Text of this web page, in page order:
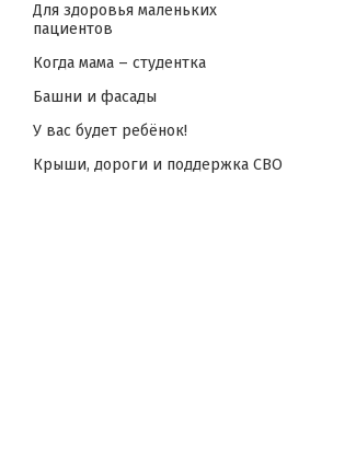
Для здоровья маленьких
пациентов
Когда мама – студентка
Башни и фасады
У вас будет ребёнок!
Крыши, дороги и поддержка СВО